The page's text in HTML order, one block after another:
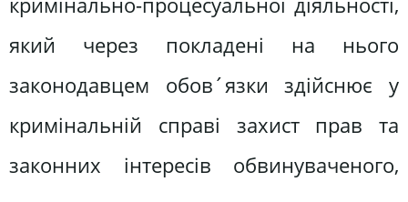
який через покладені на нього
законодавцем обов´язки здійснює у
кримінальній справі захист прав та
законних інтересів обвинуваченого,